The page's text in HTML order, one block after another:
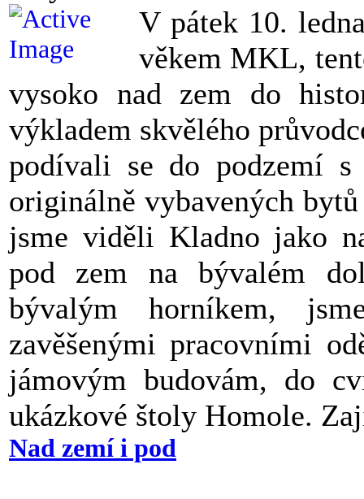
V pátek 10.
věkem MKL,
vysoko nad zem do
výkladem skvělého
podívali se do podzemí
originálně vybavených
jsme viděli Kladno jako
pod zem na bývalém
bývalým horníkem,
zavěšenými pracovními
jámovým budovám, do
ukázkové štoly Homole.
Nad zemí i pod